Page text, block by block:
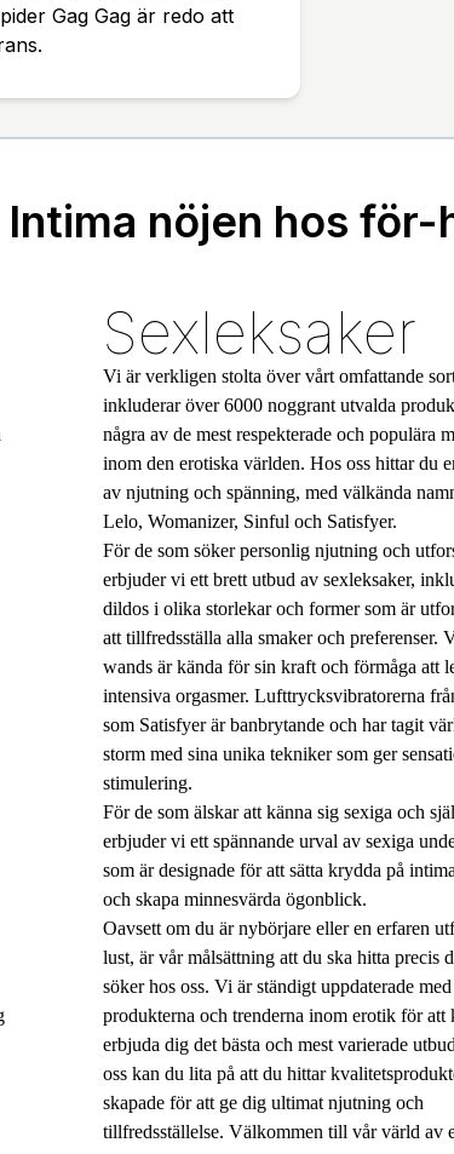
Gag Gag är redo att
Intima nöjen hos för-
Sexleksaker
Vi är verkligen stolta över vårt omfattande
inkluderar över 6000 noggrant utvalda
några av de mest respekterade och populära
inom den erotiska världen. Hos oss hittar du
av njutning och spänning, med välkända
Lelo, Womanizer, Sinful och Satisfyer.
För de som söker personlig njutning och
erbjuder vi ett brett utbud av sexleksaker,
dildos i olika storlekar och former som är
att tillfredsställa alla smaker och preferenser.
wands är kända för sin kraft och förmåga att
intensiva orgasmer. Lufttrycksvibratorerna
som Satisfyer är banbrytande och har tagit
storm med sina unika tekniker som ger
stimulering.
För de som älskar att känna sig sexiga och
erbjuder vi ett spännande urval av sexiga
som är designade för att sätta krydda på
och skapa minnesvärda ögonblick.
Oavsett om du är nybörjare eller en erfaren
lust, är vår målsättning att du ska hitta precis
söker hos oss. Vi är ständigt uppdaterade med
produkterna och trenderna inom erotik för att
erbjuda dig det bästa och mest varierade
oss kan du lita på att du hittar
skapade för att ge dig ultimat njutning och
tillfredsställelse. Välkommen till vår värld av